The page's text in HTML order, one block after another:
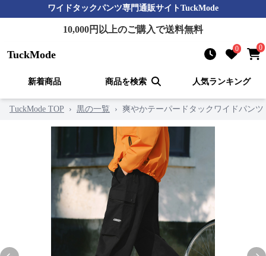
ワイドタックパンツ専門通販サイトTuckMode
10,000円以上のご購入で送料無料
TuckMode 0 0
新着商品 商品を検索 人気ランキング
TuckMode TOP › 黒の一覧 › 爽やかテーパードタックワイドパンツ